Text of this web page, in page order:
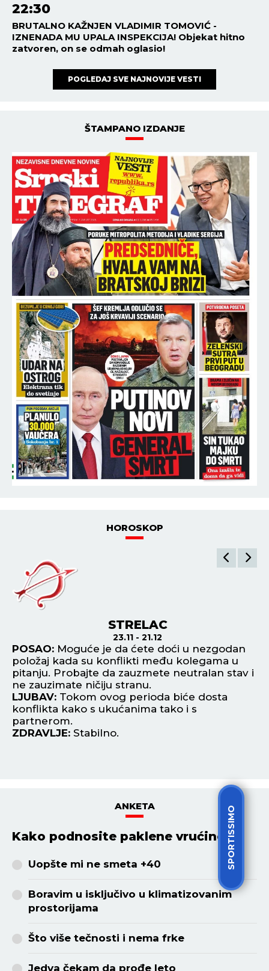
SPORTISSIMO
22:30
BRUTALNO KAŽNJEN VLADIMIR TOMOVIĆ -
IZNENADA MU UPALA INSPEKCIJA! Objekat hitno
zatvoren, on se odmah oglasio!
POGLEDAJ SVE NAJNOVIJE VESTI
ŠTAMPANO IZDANJE
HOROSKOP
STRELAC
23.11 - 21.12
POSAO: Moguće je da ćete doći u nezgodan
položaj kada su konflikti među kolegama u
pitanju. Probajte da zauzmete neutralan stav i
ne zauzimate ničiju stranu.
LJUBAV: Tokom ovog perioda biće dosta
konflikta kako s ukućanima tako i s
partnerom.
ZDRAVLJE: Stabilno.
ANKETA
Kako podnosite paklene vrućine?
Uopšte mi ne smeta +40
Boravim u isključivo u klimatizovanim
prostorijama
Što više tečnosti i nema frke
Jedva čekam da prođe leto